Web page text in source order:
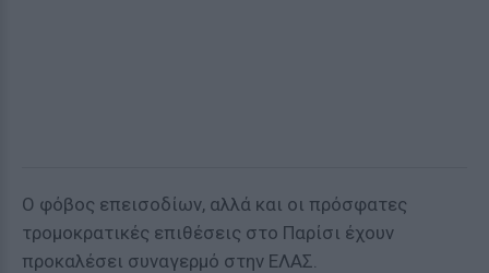
Ο φόβος επεισοδίων, αλλά και οι πρόσφατες
τρομοκρατικές επιθέσεις στο Παρίσι έχουν
προκαλέσει συναγερμό στην ΕΛΑΣ.